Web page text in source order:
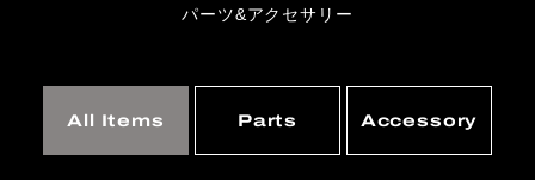
パーツ&アクセサリー
All Items Parts Accessory